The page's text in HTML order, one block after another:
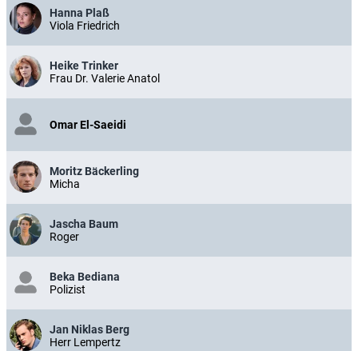
Hanna Plaß
Viola Friedrich
Heike Trinker
Frau Dr. Valerie Anatol
Omar El-Saeidi
Moritz Bäckerling
Micha
Jascha Baum
Roger
Beka Bediana
Polizist
Jan Niklas Berg
Herr Lempertz